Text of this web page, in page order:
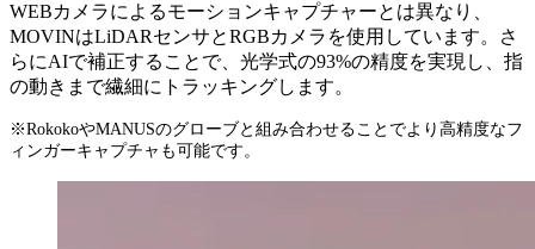
WEBカメラによるモーションキャプチャーとは異なり、
MOVINはLiDARセンサとRGBカメラを使用しています。さ
らにAIで補正することで、光学式の93%の精度を実現し、指
の動きまで繊細にトラッキングします。
※RokokoやMANUSのグローブと組み合わせることでより高精度なフ
ィンガーキャプチャも可能です。